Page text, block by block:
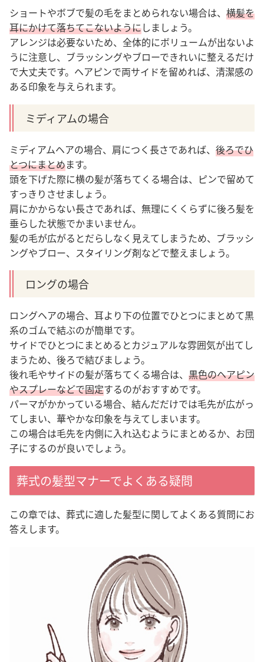
ショートやボブで髪の毛をまとめられない場合は、 横髪を
耳にかけて落ちてこないようにしましょう。
アレンジは必要ないため、全体的にボリュームが出ないよ
うに注意し、ブラッシングやブローできれいに整えるだけ
で大丈夫です。ヘアピンで両サイドを留めれば、清潔感の
ある印象を与えられます。
ミディアムの場合
ミディアムヘアの場合、肩につく長さであれば、 後ろでひ
とつにまとめます。
頭を下げた際に横の髪が落ちてくる場合は、ピンで留めて
すっきりさせましょう。
肩にかからない長さであれば、無理にくくらずに後ろ髪を
垂らした状態でかまいません。
髪の毛が広がるとだらしなく見えてしまうため、ブラッシ
ングやブロー、スタイリング剤などで整えましょう。
ロングの場合
ロングヘアの場合、耳より下の位置でひとつにまとめて黒
系のゴムで結ぶのが簡単です。
サイドでひとつにまとめるとカジュアルな雰囲気が出てし
まうため、後ろで結びましょう。
後れ毛やサイドの髪が落ちてくる場合は、 黒色のヘアピン
やスプレーなどで固定するのがおすすめです。
パーマがかかっている場合、結んだだけでは毛先が広がっ
てしまい、華やかな印象を与えてしまいます。
この場合は毛先を内側に入れ込むようにまとめるか、お団
子にするのが良いでしょう。
葬式の髪型マナーでよくある疑問
この章では、葬式に適した髪型に関してよくある質問にお
答えします。